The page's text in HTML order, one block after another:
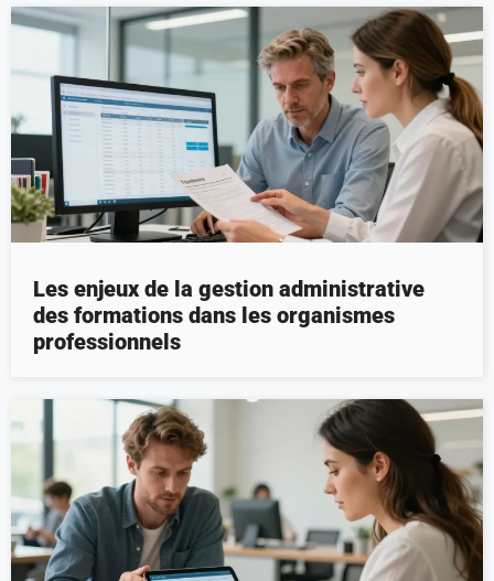
Les enjeux de la gestion administrative
des formations dans les organismes
professionnels